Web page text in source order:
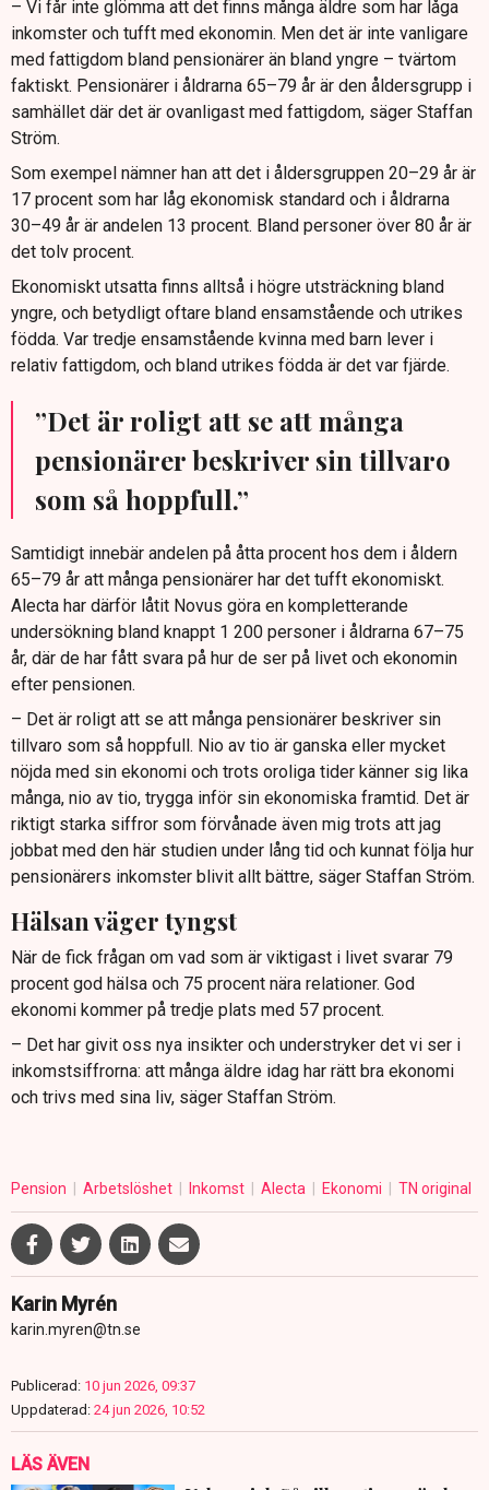
– Vi får inte glömma att det finns många äldre som har låga
inkomster och tufft med ekonomin. Men det är inte vanligare
med fattigdom bland pensionärer än bland yngre – tvärtom
faktiskt. Pensionärer i åldrarna 65–79 år är den åldersgrupp i
samhället där det är ovanligast med fattigdom, säger Staffan
Ström.
Som exempel nämner han att det i åldersgruppen 20–29 år är
17 procent som har låg ekonomisk standard och i åldrarna
30–49 år är andelen 13 procent. Bland personer över 80 år är
det tolv procent.
Ekonomiskt utsatta finns alltså i högre utsträckning bland
yngre, och betydligt oftare bland ensamstående och utrikes
födda. Var tredje ensamstående kvinna med barn lever i
relativ fattigdom, och bland utrikes födda är det var fjärde.
”Det är roligt att se att många
pensionärer beskriver sin tillvaro
som så hoppfull.”
Samtidigt innebär andelen på åtta procent hos dem i åldern
65–79 år att många pensionärer har det tufft ekonomiskt.
Alecta har därför låtit Novus göra en kompletterande
undersökning bland knappt 1 200 personer i åldrarna 67–75
år, där de har fått svara på hur de ser på livet och ekonomin
efter pensionen.
– Det är roligt att se att många pensionärer beskriver sin
tillvaro som så hoppfull. Nio av tio är ganska eller mycket
nöjda med sin ekonomi och trots oroliga tider känner sig lika
många, nio av tio, trygga inför sin ekonomiska framtid. Det är
riktigt starka siffror som förvånade även mig trots att jag
jobbat med den här studien under lång tid och kunnat följa hur
pensionärers inkomster blivit allt bättre, säger Staffan Ström.
Hälsan väger tyngst
När de fick frågan om vad som är viktigast i livet svarar 79
procent god hälsa och 75 procent nära relationer. God
ekonomi kommer på tredje plats med 57 procent.
– Det har givit oss nya insikter och understryker det vi ser i
inkomstsiffrorna: att många äldre idag har rätt bra ekonomi
och trivs med sina liv, säger Staffan Ström.
Pension Arbetslöshet Inkomst Alecta Ekonomi TN original
Karin Myrén
karin.myren@tn.se
Publicerad: 10 jun 2026, 09:37
Uppdaterad: 24 jun 2026, 10:52
LÄS ÄVEN